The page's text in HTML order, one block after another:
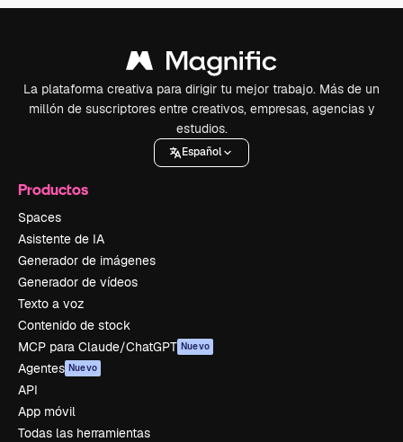
La plataforma creativa para dirigir tu mejor trabajo. Más de un
millón de suscriptores entre creativos, empresas, agencias y
estudios.
Español
Productos
Spaces
Asistente de IA
Generador de imágenes
Generador de vídeos
Texto a voz
Contenido de stock
MCP para Claude/ChatGPT Nuevo
Agentes Nuevo
API
App móvil
Todas las herramientas